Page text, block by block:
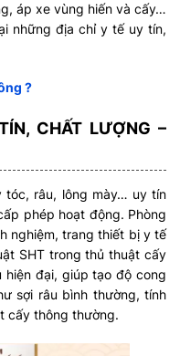
áp xe vùng hiến và cấy…
những địa chỉ y tế uy tín,
?
CHẤT LƯỢNG –
râu, lông mày… uy tín
phép hoạt động. Phòng
nghiệm, trang thiết bị y tế
SHT trong thủ thuật cấy
đại, giúp tạo độ cong
sợi râu bình thường, tính
cấy thông thường.